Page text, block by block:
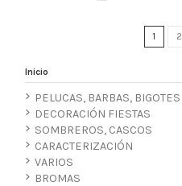
1 2
Inicio
PELUCAS, BARBAS, BIGOTES
DECORACIÓN FIESTAS
SOMBREROS, CASCOS
CARACTERIZACIÓN
VARIOS
BROMAS